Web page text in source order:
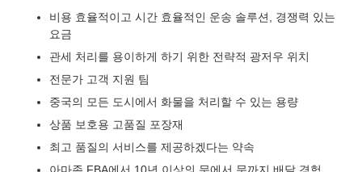
비용 효율적이고 시간 효율적인 운송 솔루션, 경쟁력 있는
요금
관세 처리를 용이하게 하기 위한 전략적 광저우 위치
전문가 고객 지원 팀
중국의 모든 도시에서 화물을 처리할 수 있는 용량
상품 보호용 고품질 포장재
최고 품질의 서비스를 제공하겠다는 약속